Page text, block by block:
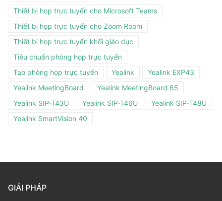
Thiết bị họp trực tuyến cho Microsoft Teams
Thiết bị họp trực tuyến cho Zoom Room
Thiết bị họp trực tuyến khối giáo dục
Tiêu chuẩn phòng họp trực tuyến
Tạo phòng họp trực tuyến
Yealink
Yealink EXP43
Yealink MeetingBoard
Yealink MeetingBoard 65
Yealink SIP-T43U
Yealink SIP-T46U
Yealink SIP-T48U
Yealink SmartVision 40
GIẢI PHÁP